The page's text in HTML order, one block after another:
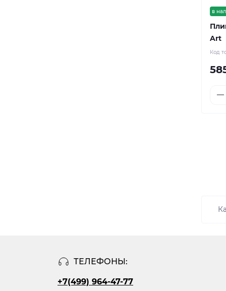
в
Art
Код
ТЕЛЕФОНЫ:
+7(499) 964-47-77